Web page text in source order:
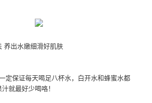
养出水嫩细滑好肌肤
定保证每天喝足八杯水，白开水和蜂蜜水都
就最好少喝咯！